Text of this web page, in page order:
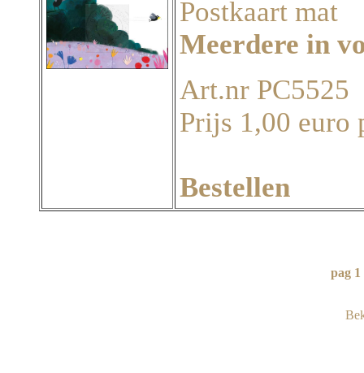
Postkaart mat
Meerdere in
Art.nr PC5525
Prijs 1,00 euro
Bestellen
pag 1